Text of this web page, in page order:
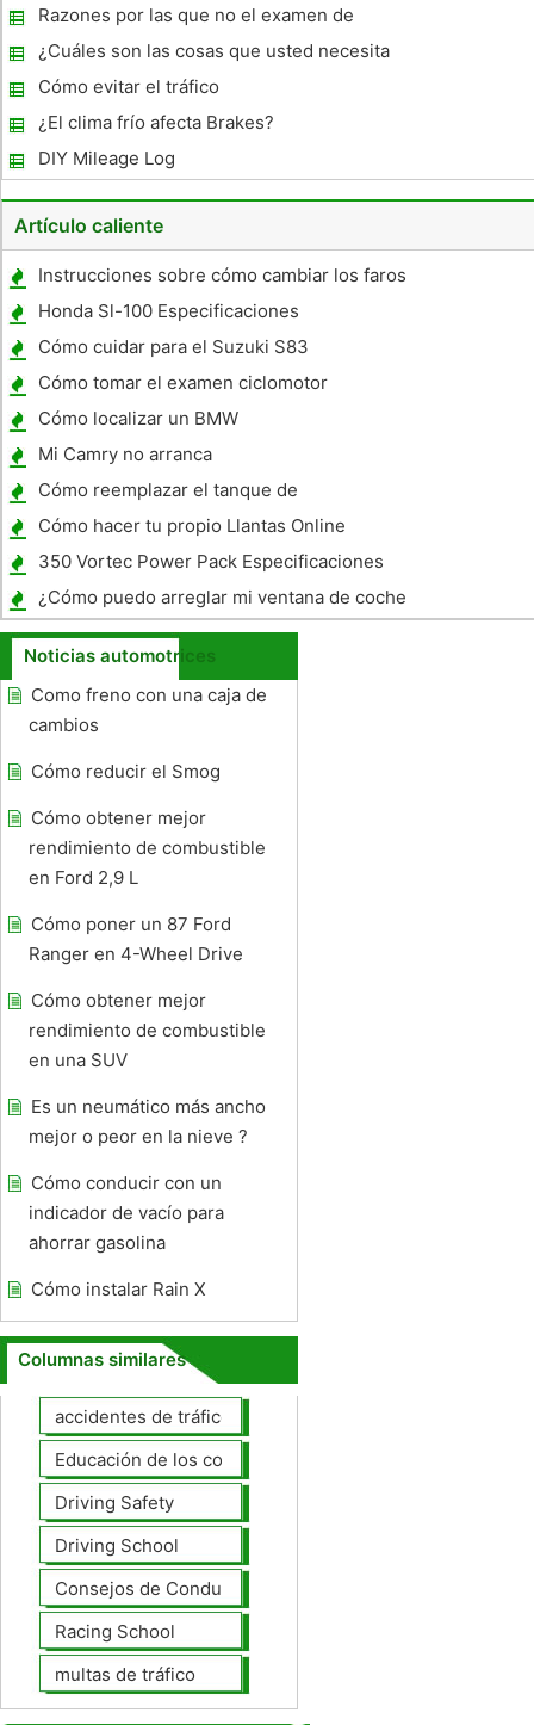
pesado en Ohio
Razones por las que no el examen de
conducir
¿Cuáles son las cosas que usted necesita
para aprender a manejar con transmisión
manual?
Cómo evitar el tráfico
¿El clima frío afecta Brakes?
DIY Mileage Log
Artículo caliente
Instrucciones sobre cómo cambiar los faros
en una Trailblazer
Honda Sl-100 Especificaciones
Cómo cuidar para el Suzuki S83
Cómo tomar el examen ciclomotor
Cómo localizar un BMW
Mi Camry no arranca
Cómo reemplazar el tanque de
recuperación del refrigerante en una Toyota
Highlander
Cómo hacer tu propio Llantas Online
350 Vortec Power Pack Especificaciones
¿Cómo puedo arreglar mi ventana de coche
que cayó abajo ?
Noticias automotrices
Como freno con una caja de
cambios
Cómo reducir el Smog
Cómo obtener mejor
rendimiento de combustible
en Ford 2,9 L
Cómo poner un 87 Ford
Ranger en 4-Wheel Drive
Cómo obtener mejor
rendimiento de combustible
en una SUV
Es un neumático más ancho
mejor o peor en la nieve ?
Cómo conducir con un
indicador de vacío para
ahorrar gasolina
Cómo instalar Rain X
Columnas similares
accidentes de tráfico
Educación de los conductores
Driving Safety
Driving School
Consejos de Conducción
Racing School
multas de tráfico